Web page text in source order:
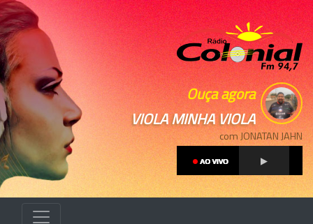
Ouça agora
VIOLA MINHA VIOLA
com JONATAN JAHN